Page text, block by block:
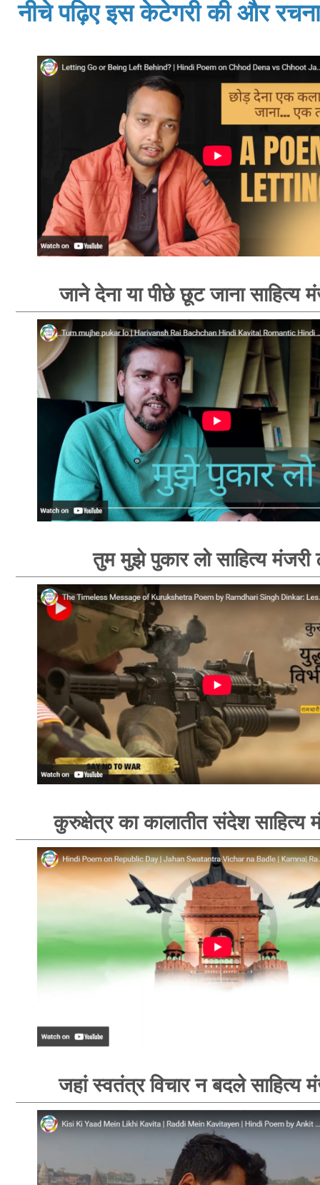
नीचे पढ़िए इस केटेगरी की और
जाने देना या पीछे छूट जाना साहित्य
तुम मुझे पुकार लो साहित्य मंजरी
कुरुक्षेत्र का कालातीत संदेश साहित्य
जहां स्वतंत्र विचार न बदले साहित्य